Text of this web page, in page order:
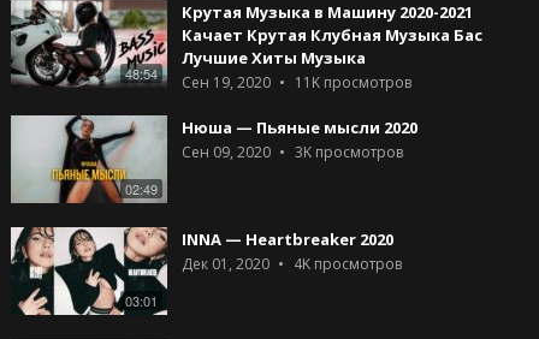
48:54
Крутая Музыка в Машину 2020-2021
Качает Крутая Клубная Музыка Бас
Лучшие Хиты Музыка
Сен 19, 2020 11Kпросмотров
02:49
Нюша — Пьяные мысли 2020
Сен 09, 2020 3Kпросмотров
03:01
INNA — Heartbreaker 2020
Дек 01, 2020 4Kпросмотров